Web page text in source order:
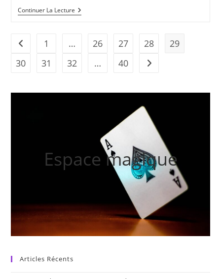
Continuer La LectureLe
Droit
Google,
Une
De
Go to the previous page
1 … 26 27 28
29
30
31 32 … 40 Aller à la page
Espace magique
Articles Récents